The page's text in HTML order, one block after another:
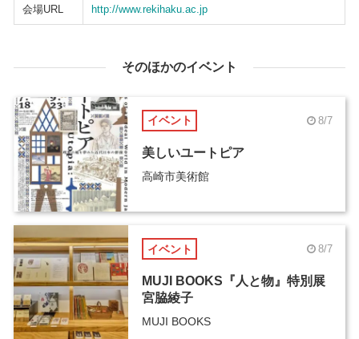
会場URL http://www.rekihaku.ac.jp
そのほかのイベント
イベント 8/7
美しいユートピア
高崎市美術館
イベント 8/7
MUJI BOOKS『人と物』特別展
宮脇綾子
MUJI BOOKS